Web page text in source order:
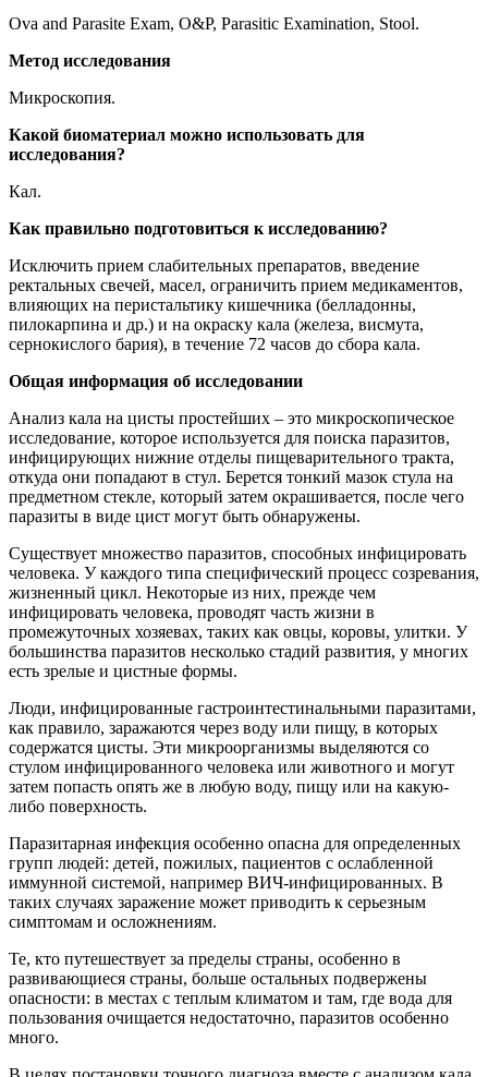
Ova and Parasite Exam, O&P, Parasitic Examination, Stool.
Метод исследования
Микроскопия.
Какой биоматериал можно использовать для
исследования?
Кал.
Как правильно подготовиться к исследованию?
Исключить прием слабительных препаратов, введение
ректальных свечей, масел, ограничить прием медикаментов,
влияющих на перистальтику кишечника (белладонны,
пилокарпина и др.) и на окраску кала (железа, висмута,
сернокислого бария), в течение 72 часов до сбора кала.
Общая информация об исследовании
Анализ кала на цисты простейших – это микроскопическое
исследование, которое используется для поиска паразитов,
инфицирующих нижние отделы пищеварительного тракта,
откуда они попадают в стул. Берется тонкий мазок стула на
предметном стекле, который затем окрашивается, после чего
паразиты в виде цист могут быть обнаружены.
Существует множество паразитов, способных инфицировать
человека. У каждого типа специфический процесс созревания,
жизненный цикл. Некоторые из них, прежде чем
инфицировать человека, проводят часть жизни в
промежуточных хозяевах, таких как овцы, коровы, улитки. У
большинства паразитов несколько стадий развития, у многих
есть зрелые и цистные формы.
Люди, инфицированные гастроинтестинальными паразитами,
как правило, заражаются через воду или пищу, в которых
содержатся цисты. Эти микроорганизмы выделяются со
стулом инфицированного человека или животного и могут
затем попасть опять же в любую воду, пищу или на какую-
либо поверхность.
Паразитарная инфекция особенно опасна для определенных
групп людей: детей, пожилых, пациентов с ослабленной
иммунной системой, например ВИЧ-инфицированных. В
таких случаях заражение может приводить к серьезным
симптомам и осложнениям.
Те, кто путешествует за пределы страны, особенно в
развивающиеся страны, больше остальных подвержены
опасности: в местах с теплым климатом и там, где вода для
пользования очищается недостаточно, паразитов особенно
много.